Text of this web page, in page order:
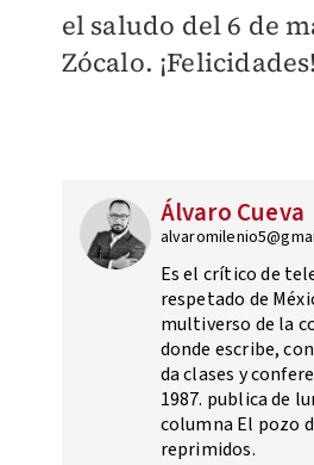
el saludo del 6 de
Zócalo. ¡Felicidades!
Álvaro Cueva
Es el crítico de
respetado de
multiverso de la
donde escribe,
da clases y
1987. publica de
columna El pozo
reprimidos.